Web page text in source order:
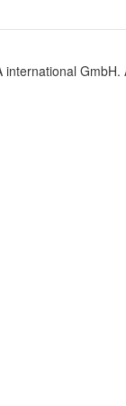
international